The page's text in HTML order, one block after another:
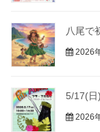
八尾で
2026
5/17(日
2026